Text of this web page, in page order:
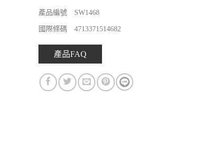
產品編號 SW1468
國際條碼 4713371514682
產品FAQ